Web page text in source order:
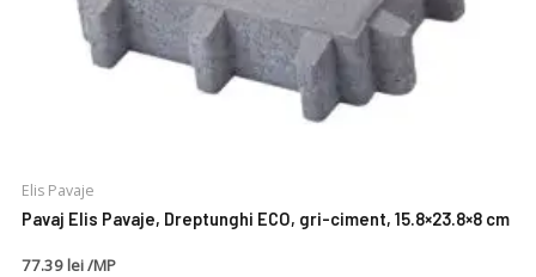
Elis Pavaje
Pavaj Elis Pavaje, Dreptunghi ECO, gri-ciment, 15.8×23.8×8 cm
77.39 lei /MP